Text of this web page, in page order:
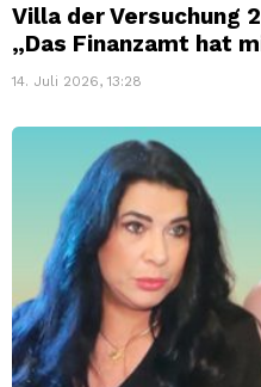
Villa der Versuchung
„Das Finanzamt hat
14. Juli 2026, 13:28